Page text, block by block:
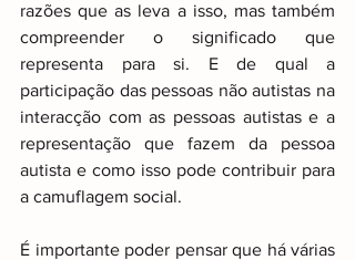
razões que as leva a isso, mas também
compreender o significado que
representa para si. E de qual a
participação das pessoas não autistas na
interacção com as pessoas autistas e a
representação que fazem da pessoa
autista e como isso pode contribuir para
a camuflagem social.
É importante poder pensar que há várias